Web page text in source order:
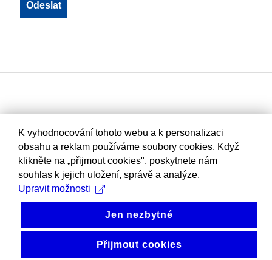
K vyhodnocování tohoto webu a k personalizaci
obsahu a reklam používáme soubory cookies. Když
klikněte na „přijmout cookies", poskytnete nám
souhlas k jejich uložení, správě a analýze.
Upravit možnosti
Jen nezbytné
Přijmout cookies